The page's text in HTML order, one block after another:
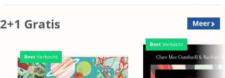
2+1 Gratis Meer
Best Verkocht
Best Verkocht